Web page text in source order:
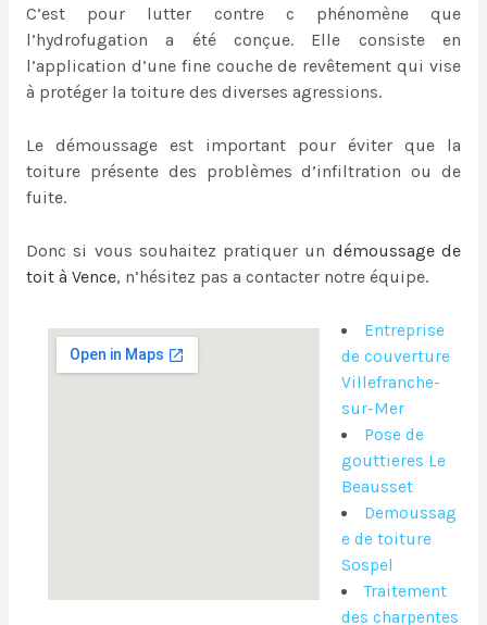
C’est pour lutter contre c phénomène que
l’hydrofugation a été conçue. Elle consiste en
l’application d’une fine couche de revêtement qui vise
à protéger la toiture des diverses agressions.
Le démoussage est important pour éviter que la
toiture présente des problèmes d’infiltration ou de
fuite.
Donc si vous souhaitez pratiquer un démoussage de
toit à Vence, n’hésitez pas a contacter notre équipe.
Entreprise
de couverture
Villefranche-
sur-Mer
Pose de
gouttieres Le
Beausset
Demoussag
e de toiture
Sospel
Traitement
des charpentes